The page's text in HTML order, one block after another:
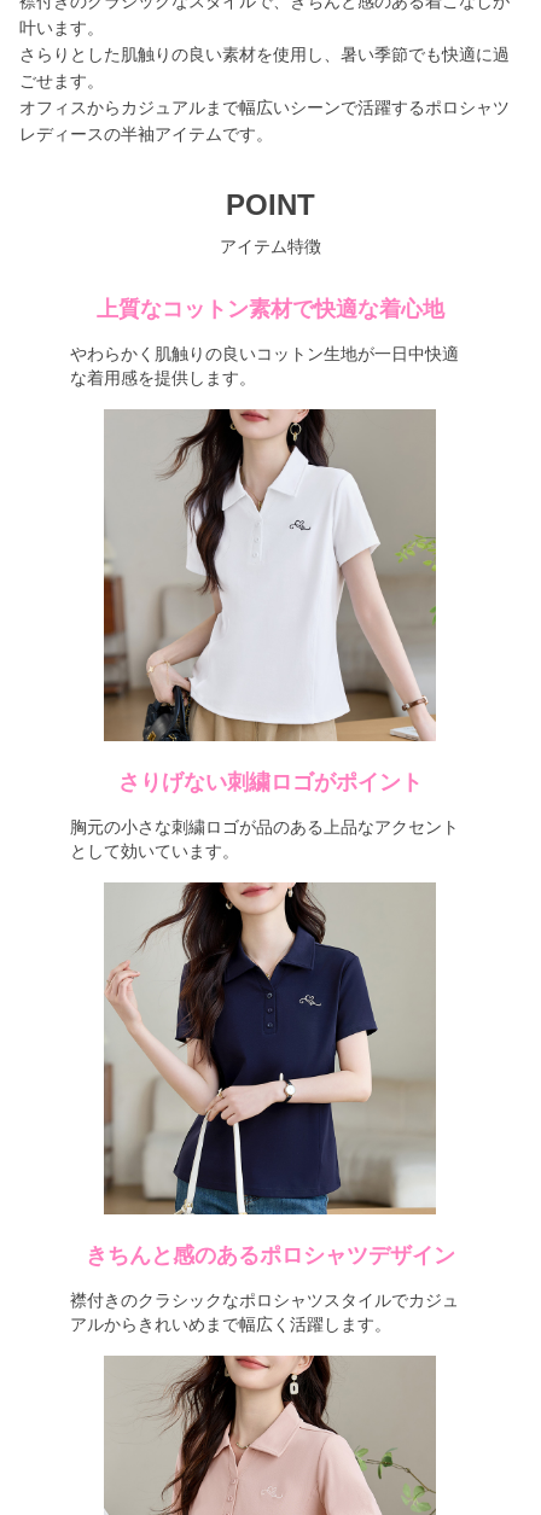
叶います。
さらりとした肌触りの良い素材を使用し、暑い季節でも快適に過
ごせます。
オフィスからカジュアルまで幅広いシーンで活躍するポロシャツ
レディースの半袖アイテムです。
POINT
アイテム特徴
上質なコットン素材で快適な着心地
やわらかく肌触りの良いコットン生地が一日中快適
な着用感を提供します。
さりげない刺繍ロゴがポイント
胸元の小さな刺繍ロゴが品のある上品なアクセント
として効いています。
きちんと感のあるポロシャツデザイン
襟付きのクラシックなポロシャツスタイルでカジュ
アルからきれいめまで幅広く活躍します。